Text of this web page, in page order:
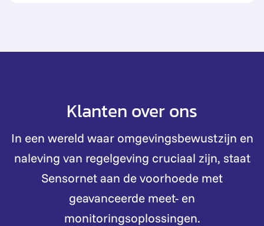
Klanten over ons
In een wereld waar omgevingsbewustzijn en
naleving van regelgeving cruciaal zijn, staat
Sensornet aan de voorhoede met
geavanceerde meet- en
monitoringsoplossingen.